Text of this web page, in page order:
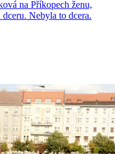
na Příkopech ženu,
Nebyla to dcera.